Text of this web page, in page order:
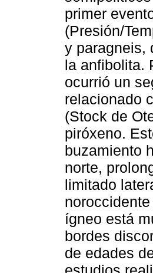
primer
(Presión/
y paragneis,
la anfibolita.
ocurrió un
relacionado
(Stock de
piróxeno.
buzamiento
norte,
limitado
ígneo está
bordes
de edades